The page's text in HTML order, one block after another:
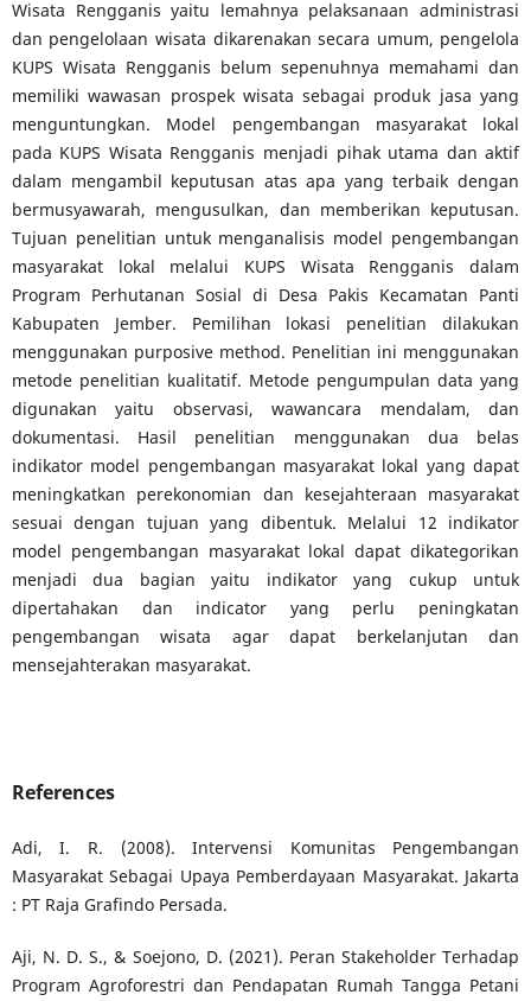
Wisata Rengganis yaitu lemahnya pelaksanaan administrasi
dan pengelolaan wisata dikarenakan secara umum, pengelola
KUPS Wisata Rengganis belum sepenuhnya memahami dan
memiliki wawasan prospek wisata sebagai produk jasa yang
menguntungkan. Model pengembangan masyarakat lokal
pada KUPS Wisata Rengganis menjadi pihak utama dan aktif
dalam mengambil keputusan atas apa yang terbaik dengan
bermusyawarah, mengusulkan, dan memberikan keputusan.
Tujuan penelitian untuk menganalisis model pengembangan
masyarakat lokal melalui KUPS Wisata Rengganis dalam
Program Perhutanan Sosial di Desa Pakis Kecamatan Panti
Kabupaten Jember. Pemilihan lokasi penelitian dilakukan
menggunakan purposive method. Penelitian ini menggunakan
metode penelitian kualitatif. Metode pengumpulan data yang
digunakan yaitu observasi, wawancara mendalam, dan
dokumentasi. Hasil penelitian menggunakan dua belas
indikator model pengembangan masyarakat lokal yang dapat
meningkatkan perekonomian dan kesejahteraan masyarakat
sesuai dengan tujuan yang dibentuk. Melalui 12 indikator
model pengembangan masyarakat lokal dapat dikategorikan
menjadi dua bagian yaitu indikator yang cukup untuk
dipertahakan dan indicator yang perlu peningkatan
pengembangan wisata agar dapat berkelanjutan dan
mensejahterakan masyarakat.
References
Adi, I. R. (2008). Intervensi Komunitas Pengembangan
Masyarakat Sebagai Upaya Pemberdayaan Masyarakat. Jakarta
: PT Raja Grafindo Persada.
Aji, N. D. S., & Soejono, D. (2021). Peran Stakeholder Terhadap
Program Agroforestri dan Pendapatan Rumah Tangga Petani